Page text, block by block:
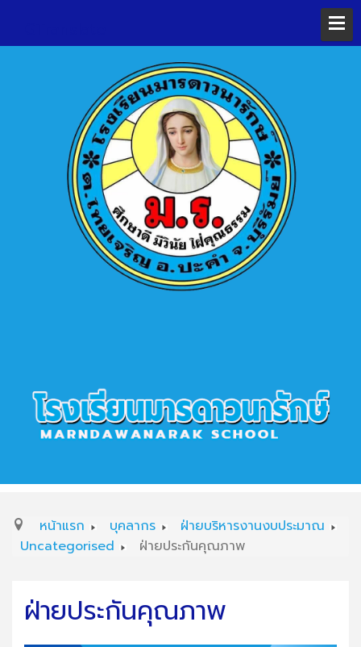
หน้าแรก บุคลากร
ฝ่ายบริหารงานงบประมาณ
Uncategorised
ฝ่ายประกันคุณภาพ
ฝ่ายประกันคุณภาพ